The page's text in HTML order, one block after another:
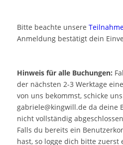
Bitte beachte unsere
Anmeldung bestätigt dein
Hinweis für alle Buchungen:
der nächsten 2-3 Werktage
von uns bekommst, schicke
gabriele@kingwill.de da deine
nicht vollständig
Falls du bereits ein
hast, so logge dich bitte zuerst